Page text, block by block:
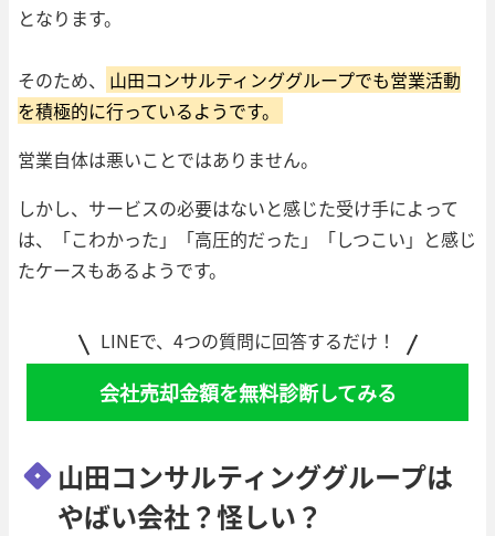
となります。
そのため、
山田コンサルティンググループでも営業活動
を積極的に行っているようです。
営業自体は悪いことではありません。
しかし、サービスの必要はないと感じた受け手によって
は、「こわかった」「高圧的だった」「しつこい」と感じ
たケースもあるようです。
LINEで、4つの質問に回答するだけ！
会社売却金額を無料診断してみる
山田コンサルティンググループは
やばい会社？怪しい？